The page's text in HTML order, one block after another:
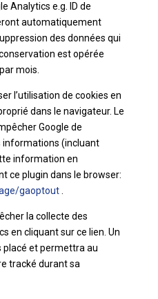
Analytics e.g. ID de
automatiquement
des données qui
est opérée
mois.
l’utilisation de cookies en
dans le navigateur. Le
Google de
informations (incluant
information en
ce plugin dans le browser:
gaoptout.
la collecte des
en cliquant sur ce lien. Un
placé et permettra au
tracké durant sa